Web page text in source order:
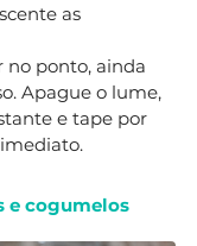
as
no ponto, ainda
Apague o lume,
e tape por
e cogumelos